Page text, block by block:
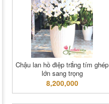
Chậu lan hồ điệp trắng tím ghép
lớn sang trọng
8,200,000